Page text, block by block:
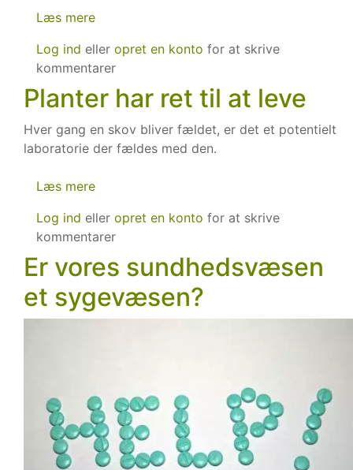
Læs mere
kamuflerer
din
sygdom
Log ind eller opret en konto for at skrive
kommentarer
Planter har ret til at leve
Hver gang en skov bliver fældet, er det et potentielt
laboratorie der fældes med den.
Læs mere
har
ret
til
at
leve
Log ind eller opret en konto for at skrive
kommentarer
Er vores sundhedsvæsen
et sygevæsen?